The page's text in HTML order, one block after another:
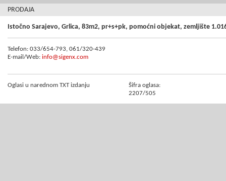
PRODAJA
Istočno Sarajevo, Grlica, 83m2, pr+s+pk, pomoćni objekat, zemljište
Telefon: 033/654-793, 061/320-439
E-mail/Web: info@sigenx.com
Oglasi u narednom TXT izdanju
Šifra oglasa:
2207/505